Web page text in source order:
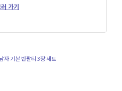
가기
기본 반팔티 3장 세트